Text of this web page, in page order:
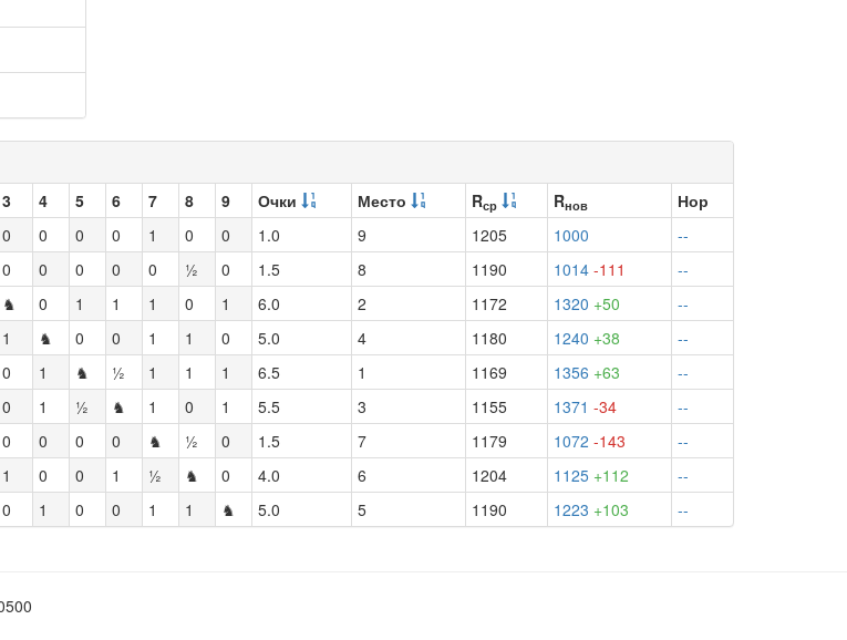
3 4 5 6 7 8 9 Очки Место Rср Rнов
Нор
0 0 0 0 1 0 0 1.0 9 1205 1000
--
0 0 0 0 0 ½ 0 1.5 8 1190 1014 -111
--
♞ 0 1 1 1 0 1 6.0 2 1172 1320 +50
--
1 ♞ 0 0 1 1 0 5.0 4 1180 1240 +38
--
0 1 ♞ ½ 1 1 1 6.5 1 1169 1356 +63
--
0 1 ½ ♞ 1 0 1 5.5 3 1155 1371 -34
--
0 0 0 0 ♞ ½ 0 1.5 7 1179 1072 -143
--
1 0 0 1 ½ ♞ 0 4.0 6 1204 1125 +112
--
0 1 0 0 1 1 ♞ 5.0 5 1190 1223 +103 --